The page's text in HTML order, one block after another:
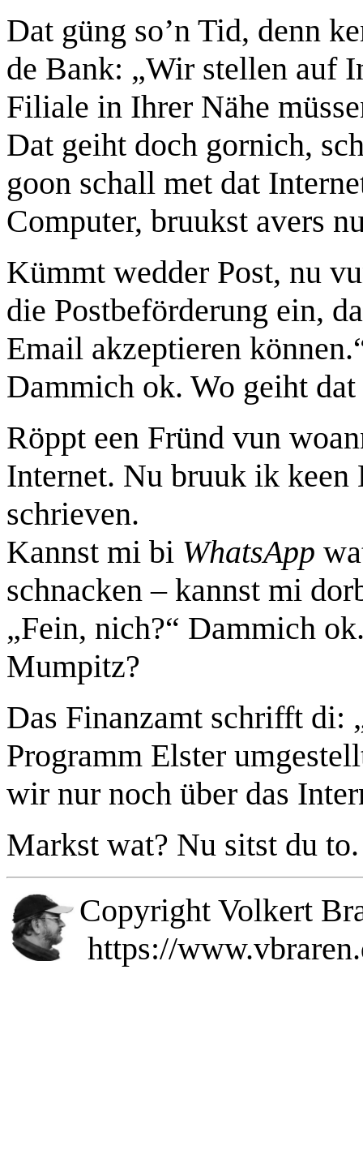
Dat güng so’n Tid, denn
de Bank: „Wir stellen auf
Filiale in Ihrer Nähe
Dat geiht doch gornich,
goon schall met dat
Computer, bruukst avers
Kümmt wedder Post, nu
die Postbeförderung ein,
Email akzeptieren
Dammich ok. Wo geiht
Röppt een Fründ vun
Internet. Nu bruuk ik keen
schrieven.
Kannst mi bi WhatsApp
schnacken – kannst mi
„Fein, nich?“ Dammich
Mumpitz?
Das Finanzamt schrifft di:
Programm Elster
wir nur noch über das
Markst wat? Nu sitst du to.
Copyright Volkert
https://